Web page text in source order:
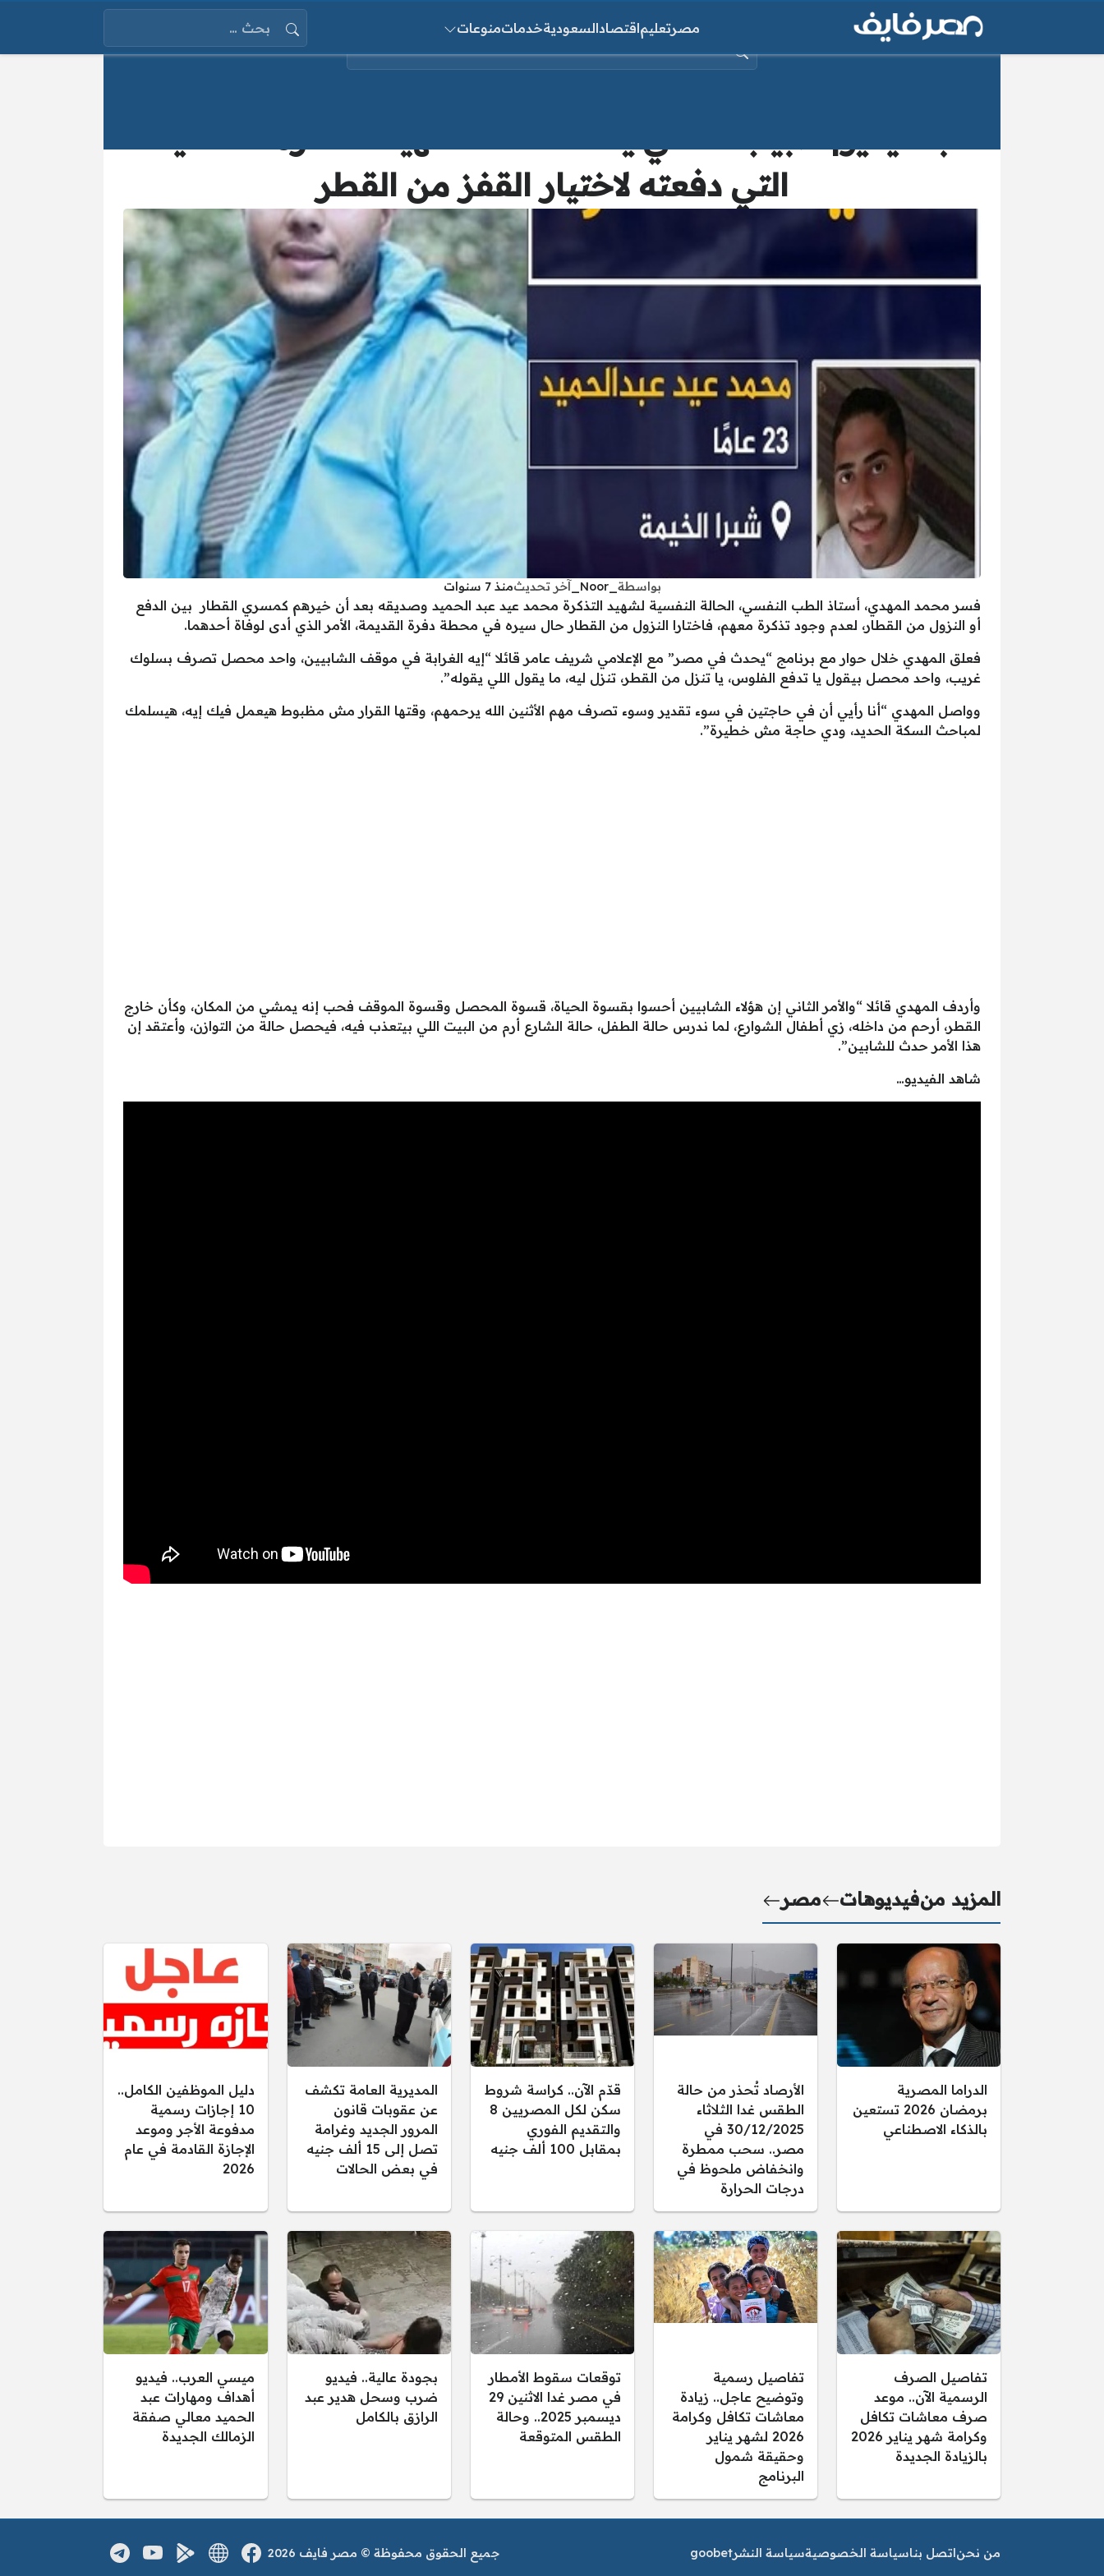
مصرتعليماقتصادالسعوديةخدماتمنوعات
البحث عن:
التي دفعته لاختيار القفز من القطر
بواسطة _Noor_ آخر تحديثمنذ 7 سنوات
فسر محمد المهدي، أستاذ الطب النفسي، الحالة النفسية لشهيد التذكرة محمد عيد عبد الحميد وصديقه بعد أن خيرهم كمسري القطار بين الدفع
أو النزول من القطار، لعدم وجود تذكرة معهم، فاختارا النزول من القطار حال سيره في محطة دفرة القديمة، الأمر الذي أدى لوفاة أحدهما.
فعلق المهدي خلال حوار مع برنامج “يحدث في مصر” مع الإعلامي شريف عامر قائلا “إيه الغرابة في موقف الشابيين، واحد محصل تصرف بسلوك
غريب، واحد محصل بيقول يا تدفع الفلوس، يا تنزل من القطر، تنزل ليه، ما يقول اللي يقوله”.
وواصل المهدي “أنا رأيي أن في حاجتين في سوء تقدير وسوء تصرف مهم الأثنين الله يرحمهم، وقتها القرار مش مظبوط هيعمل فيك إيه، هيسلمك
لمباحث السكة الحديد، ودي حاجة مش خطيرة”.
وأردف المهدي قائلا “والأمر الثاني إن هؤلاء الشابيين أحسوا بقسوة الحياة، قسوة المحصل وقسوة الموقف فحب إنه يمشي من المكان، وكأن خارج
القطر، أرحم من داخله، زي أطفال الشوارع، لما ندرس حالة الطفل، حالة الشارع أرم من البيت اللي بيتعذب فيه، فيحصل حالة من التوازن، وأعتقد إن
هذا الأمر حدث للشابين”.
شاهد الفيديو…
المزيد منفيديوهات مصر
الدراما المصرية
برمضان 2026 تستعين
بالذكاء الاصطناعي
الأرصاد تُحذر من حالة
الطقس غدا الثلاثاء
30/12/2025 في
مصر.. سحب ممطرة
وانخفاض ملحوظ في
درجات الحرارة
قدّم الآن.. كراسة شروط
سكن لكل المصريين 8
والتقديم الفوري
بمقابل 100 ألف جنيه
المديرية العامة تكشف
عن عقوبات قانون
المرور الجديد وغرامة
تصل إلى 15 ألف جنيه
في بعض الحالات
دليل الموظفين الكامل..
10 إجازات رسمية
مدفوعة الأجر وموعد
الإجازة القادمة في عام
2026
تفاصيل الصرف
الرسمية الآن.. موعد
صرف معاشات تكافل
وكرامة شهر يناير 2026
بالزيادة الجديدة
تفاصيل رسمية
وتوضيح عاجل.. زيادة
معاشات تكافل وكرامة
2026 لشهر يناير
وحقيقة شمول
البرنامج
توقعات سقوط الأمطار
في مصر غدا الاثنين 29
ديسمبر 2025.. وحالة
الطقس المتوقعة
بجودة عالية.. فيديو
ضرب وسحل هدير عبد
الرازق بالكامل
ميسي العرب.. فيديو
أهداف ومهارات عبد
الحميد معالي صفقة
الزمالك الجديدة
من نحناتصل بناسياسة الخصوصيةسياسة النشرgoobet جميع الحقوق محفوظة © مصر فايف 2026
مواقع التواصل فيسبوكالموقع الالكتروني
تطبيق اندرويد
يوتيوبتلغرام